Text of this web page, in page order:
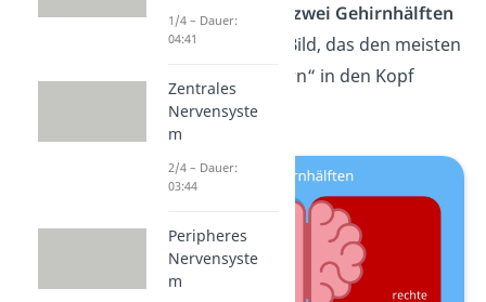
Die Aufteilung in
zwei Gehirnhälften
ist ein typisches Bild, das den meisten
beim Wort „Gehirn“ in den Kopf
kommt.
1/4 – Dauer:
04:41
Zentrales
Nervensyste
m
2/4 – Dauer:
03:44
Peripheres
Nervensyste
m